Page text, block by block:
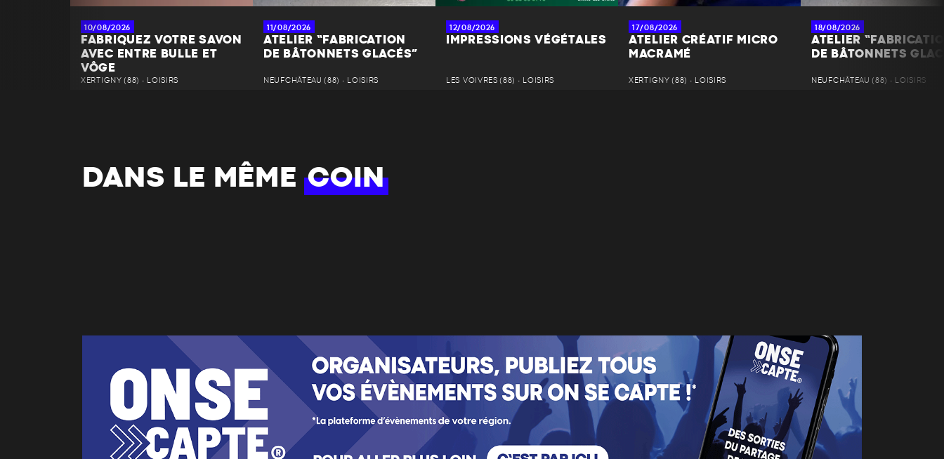
10/08/2026
FABRIQUEZ VOTRE SAVON
AVEC ENTRE BULLE ET
VÔGE
XERTIGNY (88) • LOISIRS
11/08/2026
ATELIER “FABRICATION
DE BÂTONNETS GLACÉS”
NEUFCHÂTEAU (88) • LOISIRS
12/08/2026
IMPRESSIONS VÉGÉTALES
LES VOIVRES (88) • LOISIRS
17/08/2026
ATELIER CRÉATIF MICRO
MACRAMÉ
XERTIGNY (88) • LOISIRS
18/08/2026
ATELIER
DE BÂTONNETS
NEUFCHÂTEAU (88) • LOISIRS
DANS LE MÊMECOIN